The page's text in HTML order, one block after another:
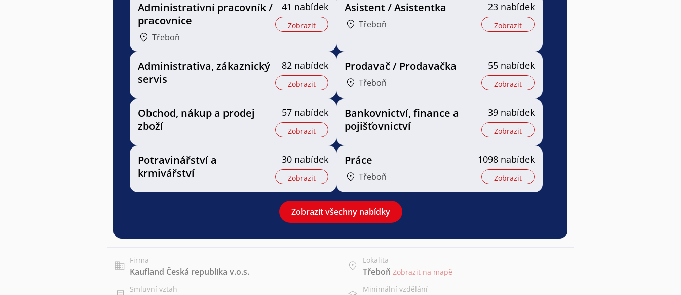
Administrativní pracovník /
pracovnice
Třeboň
41 nabídek
Zobrazit
Asistent / Asistentka
Třeboň
23 nabídek
Zobrazit
Administrativa, zákaznický
servis
82 nabídek
Zobrazit
Prodavač / Prodavačka
Třeboň
55 nabídek
Zobrazit
Obchod, nákup a prodej
zboží
57 nabídek
Zobrazit
Bankovnictví, finance a
pojišťovnictví
39 nabídek
Zobrazit
Potravinářství a
krmivářství
30 nabídek
Zobrazit
Práce
Třeboň
1098 nabídek
Zobrazit
Zobrazit všechny nabídky
Firma
Kaufland Česká republika v.o.s.
Lokalita
Třeboň Zobrazit na mapě
Smluvní vztah
Minimální vzdělání